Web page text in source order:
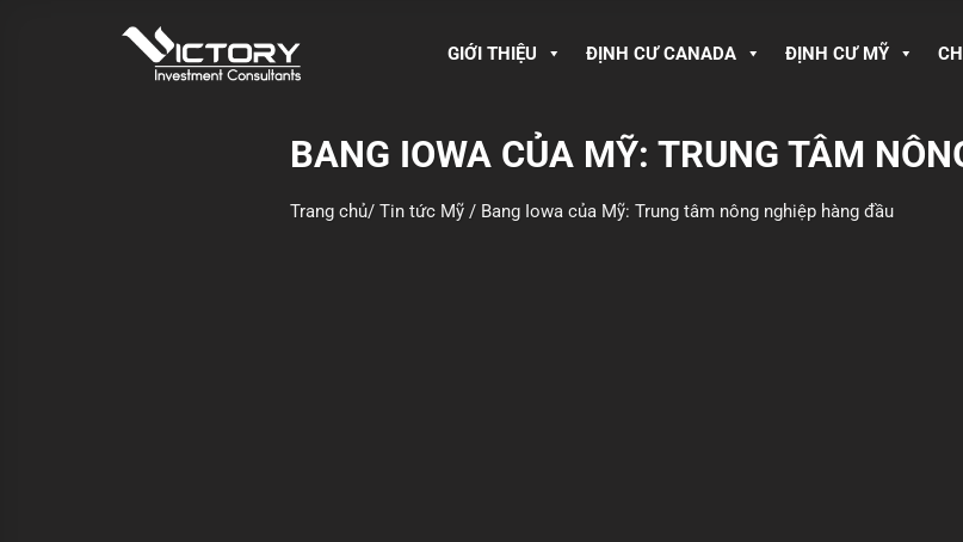
GIỚI THIỆU ĐỊNH CƯ CANADA ĐỊNH CƯ MỸ
BANG IOWA CỦA MỸ: TRUNG TÂM
Trang chủ/ Tin tức Mỹ / Bang Iowa của Mỹ: Trung tâm nông nghiệp hàng đầu